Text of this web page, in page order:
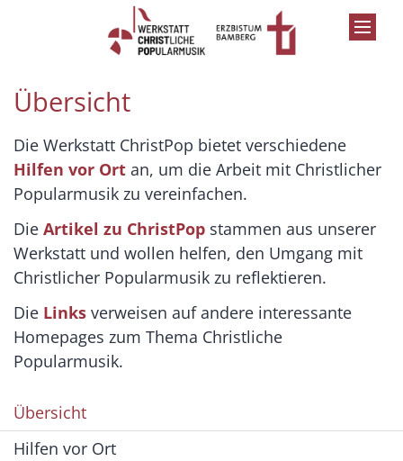
Zum Inhalt springen
Übersicht
Die Werkstatt ChristPop bietet verschiedene
Hilfen vor Ort an, um die Arbeit mit Christlicher
Popularmusik zu vereinfachen.
Die Artikel zu ChristPop stammen aus unserer
Werkstatt und wollen helfen, den Umgang mit
Christlicher Popularmusik zu reflektieren.
Die Links verweisen auf andere interessante
Homepages zum Thema Christliche
Popularmusik.
Übersicht
Hilfen vor Ort